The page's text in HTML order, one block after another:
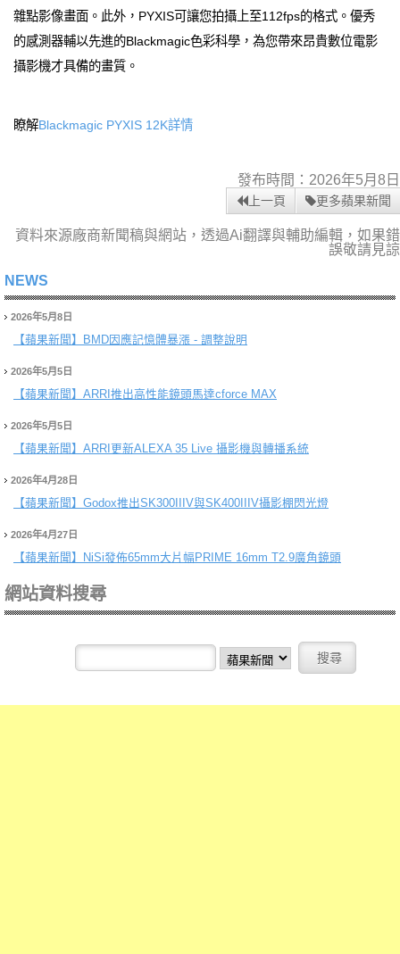
雜點影像畫面。此外，PYXIS可讓您拍攝上至112fps的格式。優秀
的感測器輔以先進的Blackmagic色彩科學，為您帶來昂貴數位電影
攝影機才具備的畫質。
瞭解Blackmagic PYXIS 12K詳情
發布時間：2026年5月8日
上一頁 更多蘋果新聞
資料來源廠商新聞稿與網站，透過Ai翻譯與輔助編輯，如果錯
誤敬請見諒
NEWS
2026年5月8日
【蘋果新聞】 BMD因應記憶體暴漲 - 調整說明
2026年5月5日
【蘋果新聞】 ARRI推出高性能鏡頭馬達cforce MAX
2026年5月5日
【蘋果新聞】 ARRI更新ALEXA 35 Live 攝影機與轉播系統
2026年4月28日
【蘋果新聞】 Godox推出SK300IIIV與SK400IIIV攝影棚閃光燈
2026年4月27日
【蘋果新聞】 NiSi發佈65mm大片幅PRIME 16mm T2.9廣角鏡頭
網站資料搜尋